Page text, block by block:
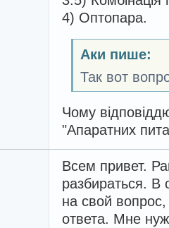
4) Оптопара.
Аки пише:
Так вот
Чому
"Апаратних
Всем привет.
разбираться. В
на свой
ответа. Мне